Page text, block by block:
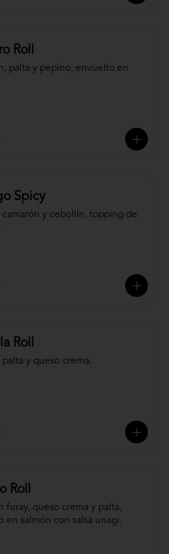
Roll
palta y pepino, envuelto en
Spicy
camarón y cebollín, topping de
Roll
palta y queso crema.
Roll
furay, queso crema y palta,
en salmón con salsa unagi.